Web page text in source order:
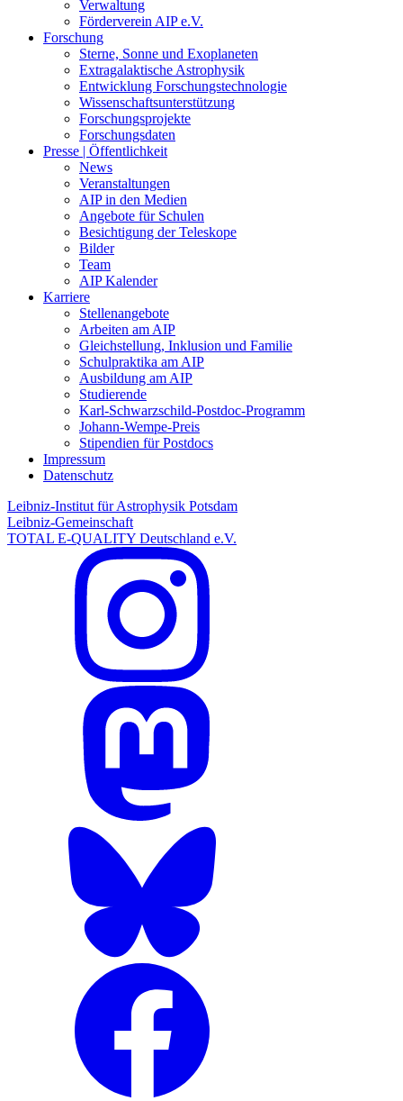
Verwaltung
Förderverein AIP e.V.
Forschung
Sterne, Sonne und Exoplaneten
Extragalaktische Astrophysik
Entwicklung Forschungstechnologie
Wissenschaftsunterstützung
Forschungsprojekte
Forschungsdaten
Presse | Öffentlichkeit
News
Veranstaltungen
AIP in den Medien
Angebote für Schulen
Besichtigung der Teleskope
Bilder
Team
AIP Kalender
Karriere
Stellenangebote
Arbeiten am AIP
Gleichstellung, Inklusion und Familie
Schulpraktika am AIP
Ausbildung am AIP
Studierende
Karl-Schwarzschild-Postdoc-Programm
Johann-Wempe-Preis
Stipendien für Postdocs
Impressum
Datenschutz
Leibniz-Institut für Astrophysik Potsdam
Leibniz-Gemeinschaft
TOTAL E-QUALITY Deutschland e.V.